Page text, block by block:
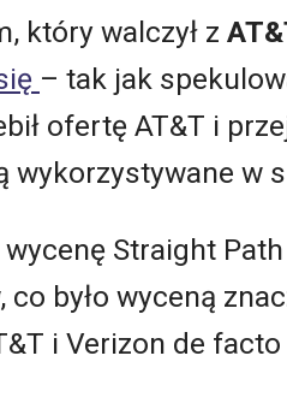
który walczył z
– tak jak
ofertę AT&T i
w
Straight
co było wyceną
i Verizon de